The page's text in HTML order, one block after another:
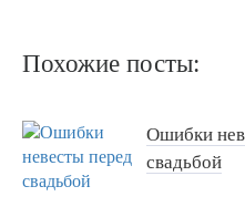
Похожие посты:
Ошибки
свадьбой